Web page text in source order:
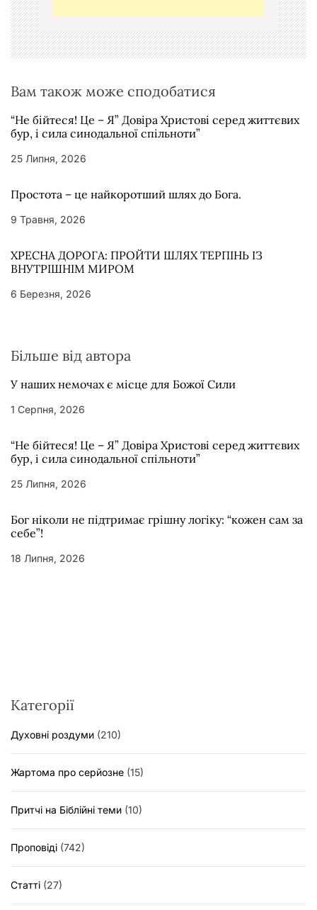
с
і
Вам також може сподобатися
“Не бійтеся! Це – Я” Довіра Христові серед життєвих
бур, і сила синодальної спільноти”
25 Липня, 2026
Простота – це найкоротший шлях до Бога.
9 Травня, 2026
ХРЕСНА ДОРОГА: ПРОЙТИ ШЛЯХ ТЕРПІНЬ ІЗ
ВНУТРІШНІМ МИРОМ
6 Березня, 2026
Більше від автора
У наших немочах є місце для Божої Сили
1 Серпня, 2026
“Не бійтеся! Це – Я” Довіра Христові серед життєвих
бур, і сила синодальної спільноти”
25 Липня, 2026
Бог ніколи не підтримає грішну логіку: “кожен сам за
себе”!
18 Липня, 2026
Категорії
Духовні роздуми (210)
Жартома про серйозне (15)
Притчі на Біблійні теми (10)
Проповіді (742)
Статті (27)